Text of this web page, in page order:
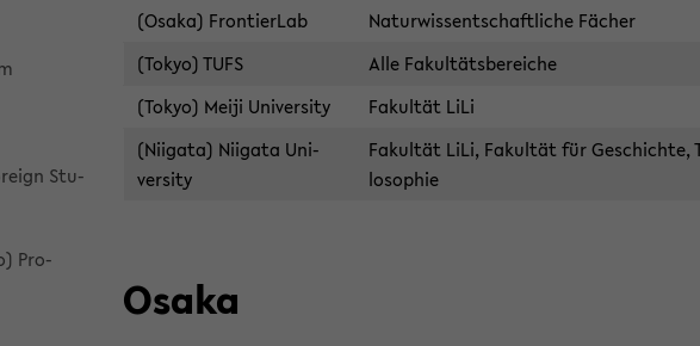
Stu­
Pro­
(Osaka) Fron­tier­Lab
Na­tur­wiss­ent­schaft­li­che Fä­cher
(Tokyo) TUFS
Alle Fa­kul­täts­be­rei­che
(Tokyo) Meiji Uni­ver­si­ty
Fa­kul­tät LiLi
(Ni­iga­ta) Ni­iga­ta Uni­
ver­si­ty
Fa­kul­tät LiLi, Fa­kul­tät für Ge­schich­te,
lo­so­phie
Osaka